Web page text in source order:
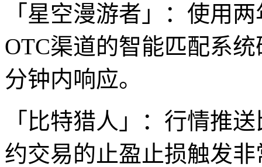
「星空漫游者」：使用
OTC渠道的智能匹配系
分钟内响应。
「比特猎人」：行情推
约交易的止盈止损触发